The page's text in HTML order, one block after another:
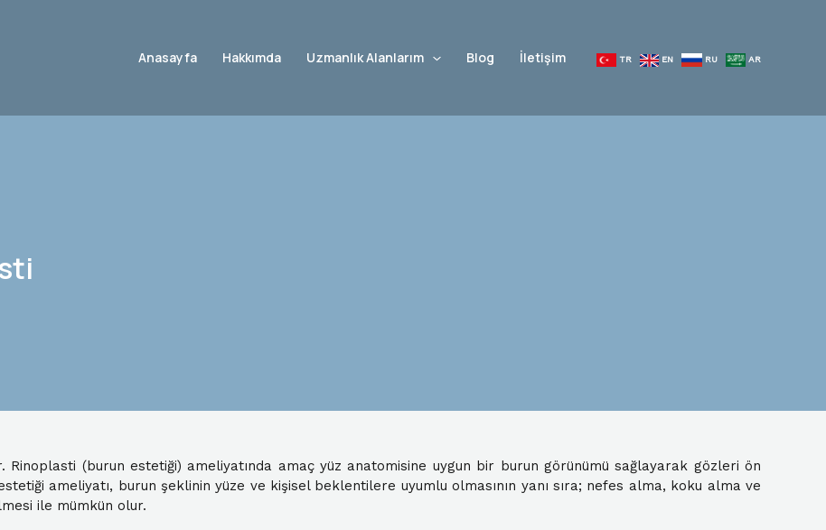
Anasayfa Hakkımda Uzmanlık Alanlarım Blog İletişim TR EN RU AR
(burun estetiği) ameliyatında amaç yüz anatomisine uygun bir burun görünümü sağlayarak gözleri ön
ameliyatı, burun şeklinin yüze ve kişisel beklentilere uyumlu olmasının yanı sıra; nefes alma, koku alma ve
ile mümkün olur.